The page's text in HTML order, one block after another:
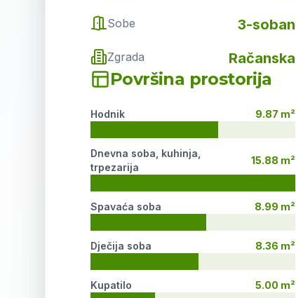
Sobe 3-soban
Zgrada Račanska
Površina prostorija
Hodnik 9.87 m²
Dnevna soba, kuhinja,
trpezarija
15.88 m²
Spavaća soba 8.99 m²
Dječija soba 8.36 m²
Kupatilo 5.00 m²